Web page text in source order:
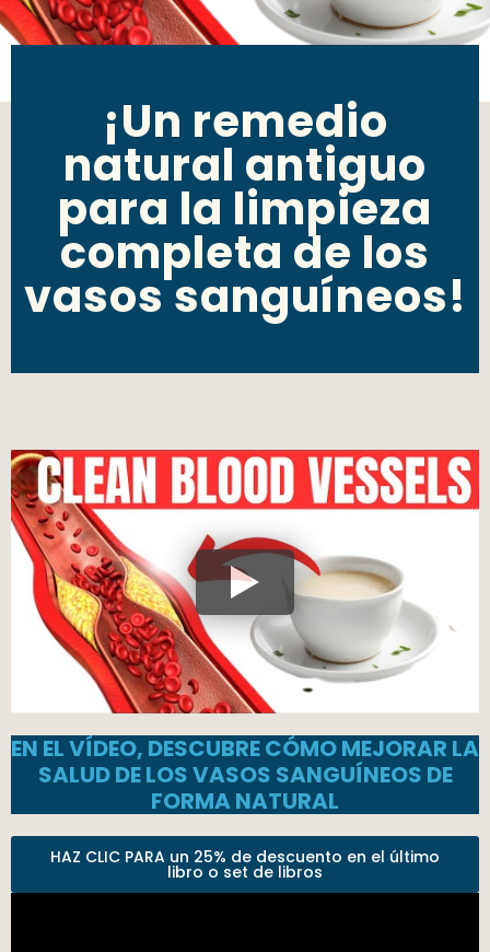
¡Un remedio
natural antiguo
para la limpieza
completa de los
vasos sanguíneos!
EN EL VÍDEO, DESCUBRE CÓMO MEJORAR LA
SALUD DE LOS VASOS SANGUÍNEOS DE
FORMA NATURAL
HAZ CLIC PARA un 25% de descuento en el último
libro o set de libros